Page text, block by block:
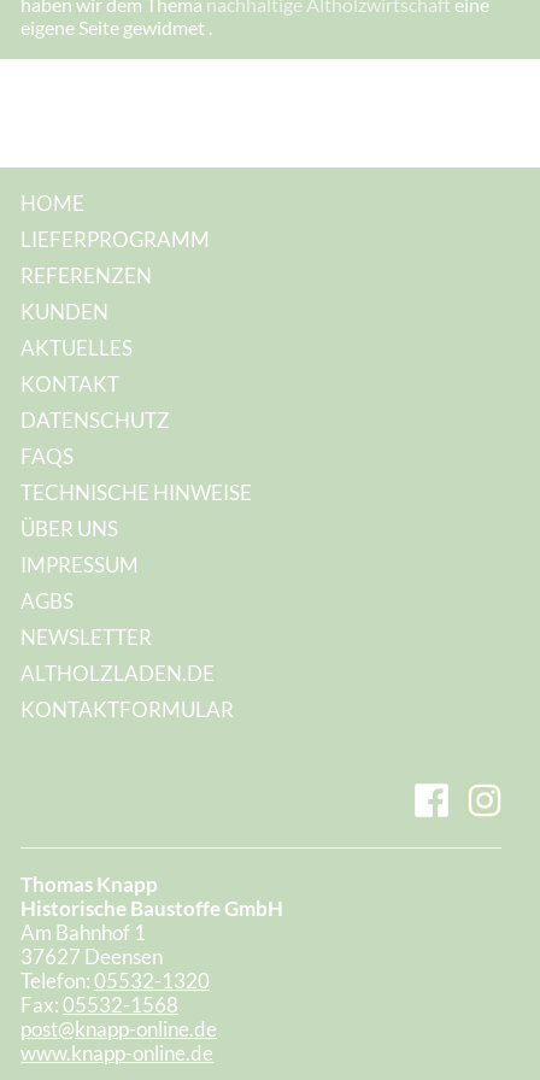
h
r
A
e
s
s
e
eigene Seite gewidmet .
HOME
LIEFERPROGRAMM
REFERENZEN
KUNDEN
AKTUELLES
KONTAKT
DATENSCHUTZ
FAQS
TECHNISCHE HINWEISE
ÜBER UNS
IMPRESSUM
AGBS
NEWSLETTER
ALTHOLZLADEN.DE
KONTAKTFORMULAR
Thomas Knapp
Historische Baustoffe GmbH
Am Bahnhof 1
37627 Deensen
Telefon:05532-1320
Fax:05532-1568
post@knapp-online.de
www.knapp-online.de